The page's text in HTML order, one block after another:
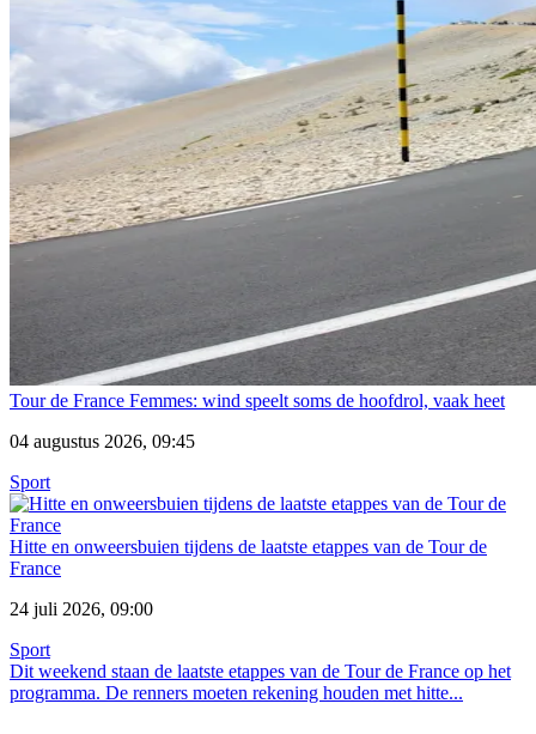
Tour de France Femmes: wind speelt soms de hoofdrol, vaak heet
04 augustus 2026, 09:45
Sport
Hitte en onweersbuien tijdens de laatste etappes van de Tour de
France
24 juli 2026, 09:00
Sport
Dit weekend staan de laatste etappes van de Tour de France op het
programma. De renners moeten rekening houden met hitte...